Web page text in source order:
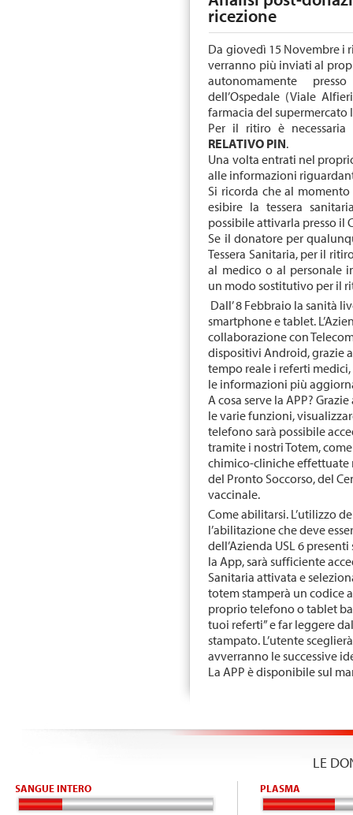
ricezione
Da giovedì 15 Novembre i
verranno più inviati al
autonomamente
dell’Ospedale (Viale
farmacia del supermercato
Per il ritiro è
RELATIVO PIN.
Una volta entrati nel
alle informazioni
Si ricorda che al
esibire la tessera
possibile attivarla presso il
Se il donatore per
Tessera Sanitaria, per il
al medico o al personale
un modo sostitutivo per il
Dall’ 8 Febbraio la sanità
smartphone e tablet.
collaborazione con
dispositivi Android, grazie
tempo reale i referti
le informazioni più
A cosa serve la APP?
le varie funzioni,
telefono sarà possibile
tramite i nostri Totem,
chimico-cliniche effettuate
del Pronto Soccorso, del
vaccinale.
Come abilitarsi. L’utilizzo
l’abilitazione che deve
dell’Azienda USL 6
la App, sarà sufficiente
Sanitaria attivata e
totem stamperà un codice
proprio telefono o tablet
tuoi referti” e far leggere
stampato. L’utente
avverranno le successive
La APP è disponibile sul
LE
SANGUE INTERO PLASMA